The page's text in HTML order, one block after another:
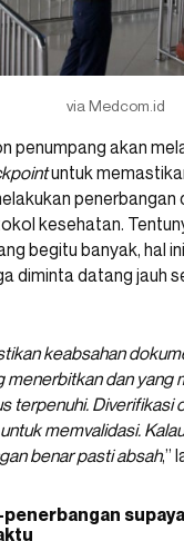
via Medcom.id
penumpang akan
untuk
penerbangan
kesehatan.
begitu banyak, hal
diminta datang jauh
keabsahan
menerbitkan dan yang
terpenuhi. Diverifikasi
memvalidasi.
benar pasti absah,”
penerbangan